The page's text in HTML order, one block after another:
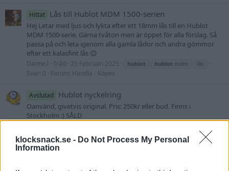
klocksnack.se - Do Not Process My Personal
Information
Hittat Lås till Hublot MDM 1500-serien
Hej Letar med ljus och lykta efter ett 18mm lås till en Hublot
MDM 1500-serie. Gärna tvåton men är öppet för alla förslag. Så
passa på och leta igenom alla gamla lådor och andra gömmor
efter ett kalasfint lås 😊
Danne.l Tråd 25 Februari 2025 hublot hublot mdm lås
Svar: 0 Forum: Handla - Köpes
Avslutad Hublot nyckelring
Oanvänd, givetvis original. Pris: 250kr eller bud. Finns i
Stockholm :) SÅLD
Forum:
Handla - Säljes, bytes - Tillbehör
Säljes / bytes Hublot MDM ref 1820.1 Nytt batteri från AD/service